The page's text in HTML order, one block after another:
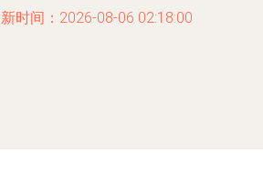
时间：2026-08-06 02:18:00